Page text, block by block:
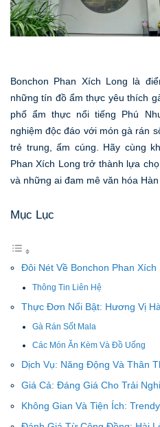
Bonchon Phan Xích Long là
những tín đồ ẩm thực yêu thích
phố ẩm thực nổi tiếng Phú
nghiệm độc đáo với món gà rán
trẻ trung, ấm cúng. Hãy cùng
Phan Xích Long trở thành lựa
và những ai đam mê văn hóa
Mục Lục
Đôi Nét Về Bonchon Phan Xích
Thông Tin Liên Hệ
Thực Đơn Nổi Bật: Hương Vị
Gà Rán Sốt Mala
Các Món Ăn Kèm Và Đồ Uống
Dịch Vụ: Năng Động Và Thân
Giá Cả: Đáng Giá Cho Trải
Không Gian Và Tiện Ích: